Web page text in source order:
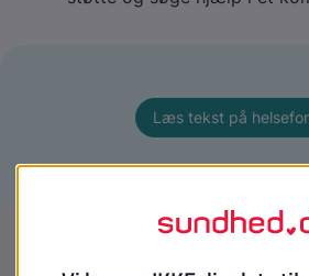
Læs tekst på